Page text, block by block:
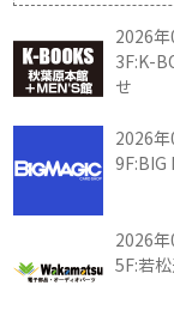
2026年
3F:K-
せ
2026年
9F:BIG
2026年
5F:若